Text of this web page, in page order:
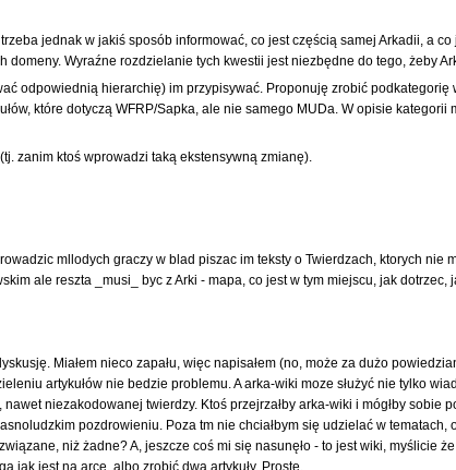
jednak w jakiś sposób informować, co jest częścią samej Arkadii, a
Wyraźne rozdzielanie tych kwestii jest niezbędne do tego, żeby
odpowiednią hierarchię) im przypisywać. Proponuję zrobić
które dotyczą WFRP/Sapka, ale nie samego MUDa. W opisie kategorii
zanim ktoś wprowadzi taką ekstensywną zmianę).
mllodych graczy w blad piszac im teksty o Twierdzach, ktorych nie
ale reszta _musi_ byc z Arki - mapa, co jest w tym miejscu, jak
Miałem nieco zapału, więc napisałem (no, może za dużo
artykułów nie bedzie problemu. A arka-wiki moze służyć nie tylko
niezakodowanej twierdzy. Ktoś przejrzałby arka-wiki i mógłby sobie
pozdrowieniu. Poza tm nie chciałbym się udzielać w tematach,
niż żadne? A, jeszcze coś mi się nasunęło - to jest wiki, myślicie
jak jest na arce, albo zrobić dwa artykuły. Proste.